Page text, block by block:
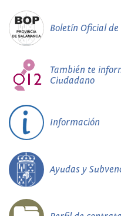
Boletín Oficial
También te
Ciudadano
Información
Ayudas y